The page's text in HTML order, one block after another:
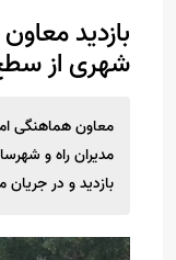
بازدید
شهری از
معاون هماهنگی
مدیران راه و
بازدید و در